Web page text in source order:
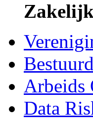
Arbeids
Data